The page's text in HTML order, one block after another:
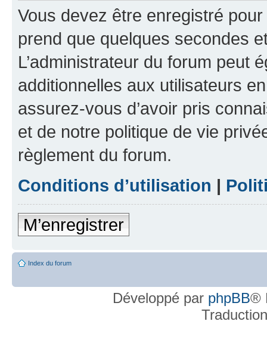
Vous devez être enregistré
prend que quelques secondes
L’administrateur du forum peut
additionnelles aux utilisateurs
assurez-vous d’avoir pris
et de notre politique de vie
règlement du forum.
Conditions d’utilisation |
M’enregistrer
Index du forum
Développé par phpBB®